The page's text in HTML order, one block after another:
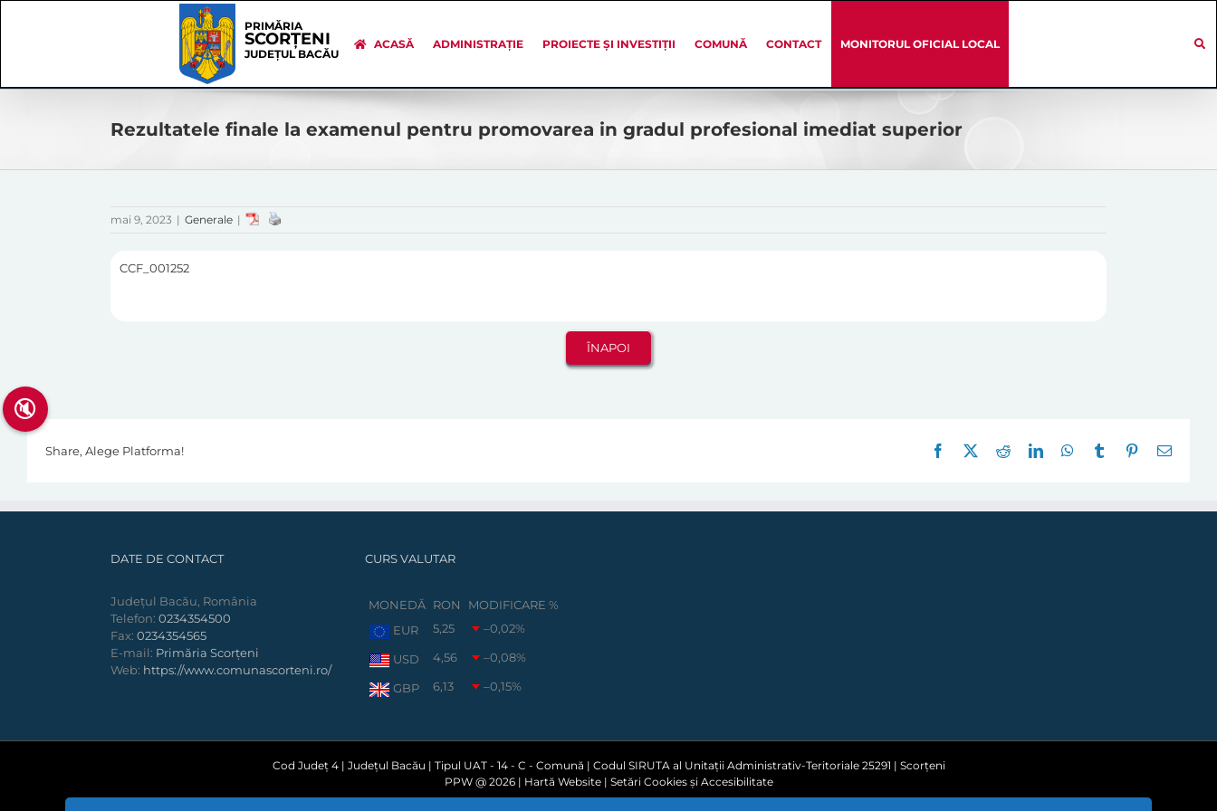
PRIMĂRIA
SCORȚENI
JUDEȚUL BACĂU
ACASĂ ADMINISTRAȚIE PROIECTE ȘI INVESTIȚII COMUNĂ CONTACT MONITORUL OFICIAL LOCAL
Rezultatele finale la examenul pentru promovarea in gradul profesional imediat superior
mai 9, 2023 | Generale |
CCF_001252
Share, Alege Platforma! Facebook RedditLinkedInWhatsApp
Tumblr Pinterest
E-
DATE DE CONTACT
Județul Bacău, România
Telefon: 0234354500
Fax: 0234354565
E-mail: Primăria Scorțeni
Web: https://www.comunascorteni.ro/
CURS VALUTAR
MONEDĂ RON
MODIFICARE %
EUR
5,25 –0,02%
USD 4,56 –0,08%
GBP 6,13 –0,15%
Cod Județ 4 | Județul Bacău | Tipul UAT - 14 - C - Comună | Codul SIRUTA al Unitații Administrativ-Teritoriale 25291 | Scorțeni
PPW @ 2026 | Hartă Website| Setări Cookies și Accesibilitate
🔇